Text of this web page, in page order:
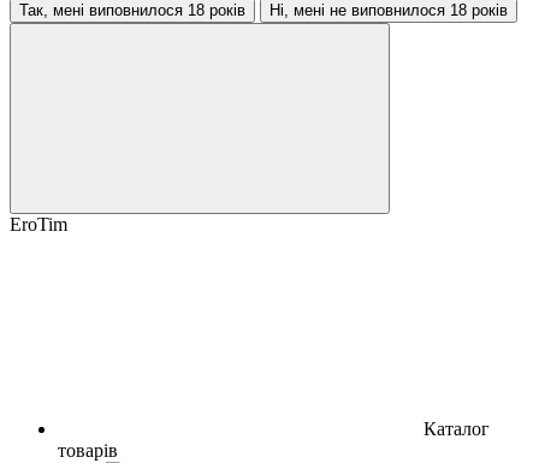
Так, мені виповнилося 18 років Ні, мені не виповнилося 18 років
EroTim
Каталог
товарів